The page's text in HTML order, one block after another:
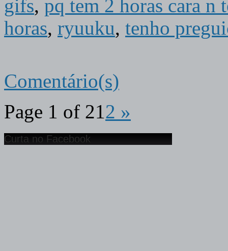
gifs, pq tem 2 horas cara n
horas, ryuuku, tenho
Comentário(s)
Page 1 of 212 »
Curta no Facebook